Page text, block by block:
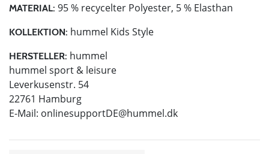
MATERIAL: 95 % recycelter Polyester, 5 % Elasthan
KOLLEKTION: hummel Kids Style
HERSTELLER: hummel
hummel sport & leisure
Leverkusenstr. 54
22761 Hamburg
E-Mail: onlinesupportDE@hummel.dk